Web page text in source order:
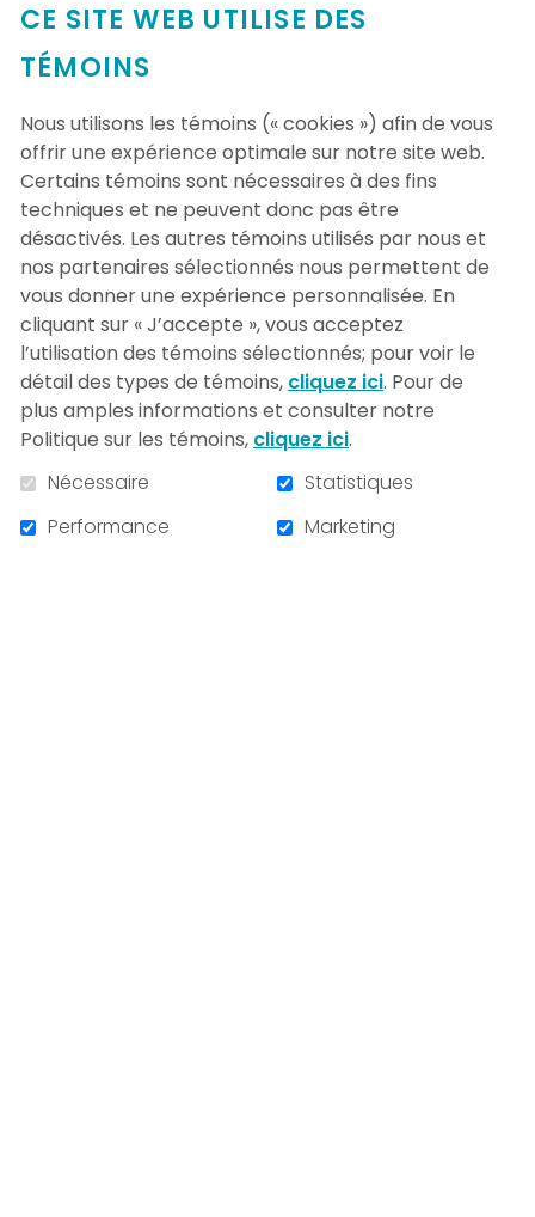
JE VEUX FAIRE UN DON DE (CHOISIR
UNE DES OPTIONS SUIVANTES)
50 $ 100 $ 200 $ 500 $
1 000 $ Autre
JE FAIS MON DON
À la mémoire de… (In memoriam)
Commentaire accompagnant votre don (500
caractères restant sur un maximum de 500)
CE SITE WEB UTILISE DES
TÉMOINS
Nous utilisons les témoins (« cookies ») afin de vous
offrir une expérience optimale sur notre site web.
Certains témoins sont nécessaires à des fins
techniques et ne peuvent donc pas être
désactivés. Les autres témoins utilisés par nous et
nos partenaires sélectionnés nous permettent de
vous donner une expérience personnalisée. En
cliquant sur « J’accepte », vous acceptez
l’utilisation des témoins sélectionnés; pour voir le
détail des types de témoins, cliquez ici. Pour de
plus amples informations et consulter notre
Politique sur les témoins, cliquez ici.
Nécessaire
Statistiques
Performance
Marketing